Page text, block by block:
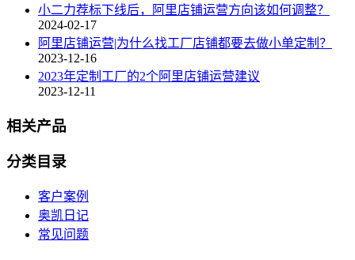
小二力荐标下线后，阿里店铺运营方向该如何调整？
2024-02-17
阿里店铺运营|为什么找工厂店铺都要去做小单定制？
2023-12-16
2023年定制工厂的2个阿里店铺运营建议
2023-12-11
相关产品
分类目录
客户案例
奥凯日记
常见问题